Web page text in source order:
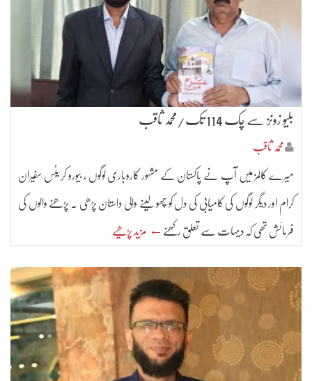
بلیو زونز سے چک 114 تک/محمد ثاقب
محمد ثاقب
میرے کالمز میں آپ نے پاکستان کے مشہور کاروباری لوگوں ، بیورو کر یٹس سفیران
کرام اور دیگر لوگوں کی کامیابی کی دل کو چھو لینے والی داستان پڑھی ۔ پڑھنے والوں کی
فرمائش تھی کہ دیہات سے تعلق رکھنے ← مزید پڑھیے